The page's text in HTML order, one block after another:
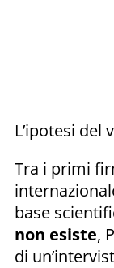
L’ipotesi del
Tra i primi
base
non esiste,
di